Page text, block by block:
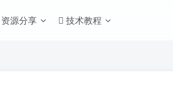
资源分享 技术教程